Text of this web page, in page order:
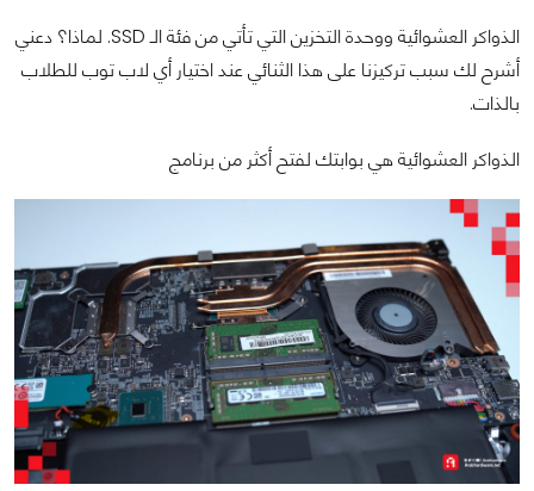
الذواكر العشوائية ووحدة التخزين التي تأتي من فئة الـ SSD. لماذا؟ دعني
أشرح لك سبب تركيزنا على هذا الثنائي عند اختيار أي لاب توب للطلاب
بالذات.
الذواكر العشوائية هي بوابتك لفتح أكثر من برنامج